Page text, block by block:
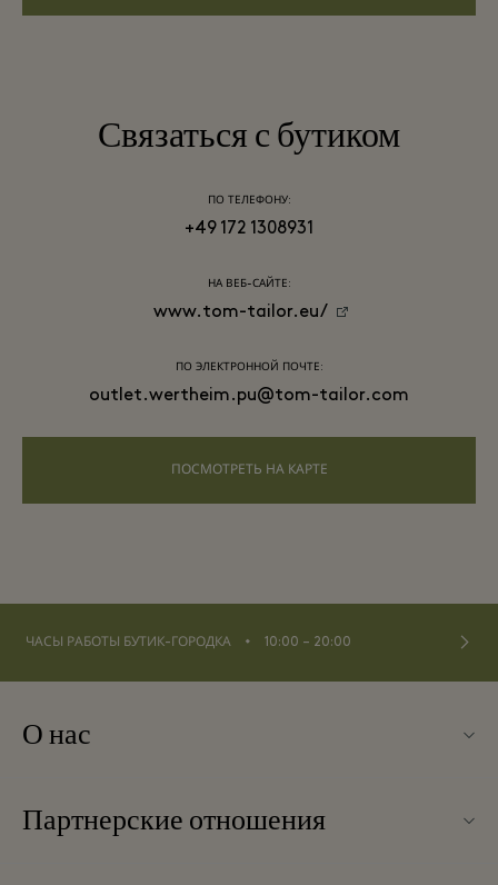
Связаться с бутиком
ПО ТЕЛЕФОНУ:
+49 172 1308931
НА ВЕБ-САЙТЕ:
www.tom-tailor.eu/
ПО ЭЛЕКТРОННОЙ ПОЧТЕ:
outlet.wertheim.pu@tom-tailor.com
ПОСМОТРЕТЬ НА КАРТЕ
ЧАСЫ РАБОТЫ БУТИК-ГОРОДКА ⬩ 10:00 – 20:00
О нас
Связаться с нами
Партнерские отношения